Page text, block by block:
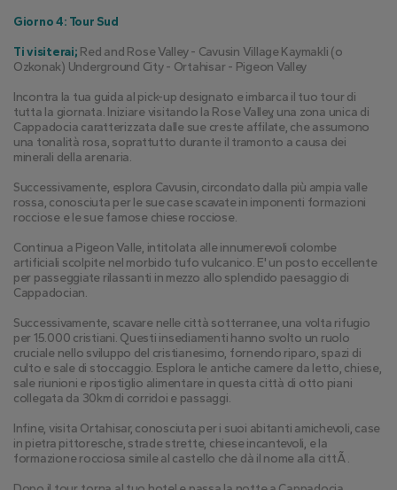
Giorno 4: Tour Sud
Ti visiterai; Red and Rose Valley - Cavusin Village Kaymakli (o
Ozkonak) Underground City - Ortahisar - Pigeon Valley
Incontra la tua guida al pick-up designato e imbarca il tuo tour di
tutta la giornata. Iniziare visitando la Rose Valley, una zona unica di
Cappadocia caratterizzata dalle sue creste affilate, che assumono
una tonalità rosa, soprattutto durante il tramonto a causa dei
minerali della arenaria.
Successivamente, esplora Cavusin, circondato dalla più ampia valle
rossa, conosciuta per le sue case scavate in imponenti formazioni
rocciose e le sue famose chiese rocciose.
Continua a Pigeon Valle, intitolata alle innumerevoli colombe
artificiali scolpite nel morbido tufo vulcanico. E' un posto eccellente
per passeggiate rilassanti in mezzo allo splendido paesaggio di
Cappadocian.
Successivamente, scavare nelle città sotterranee, una volta rifugio
per 15.000 cristiani. Questi insediamenti hanno svolto un ruolo
cruciale nello sviluppo del cristianesimo, fornendo riparo, spazi di
culto e sale di stoccaggio. Esplora le antiche camere da letto, chiese,
sale riunioni e ripostiglio alimentare in questa città di otto piani
collegata da 30km di corridoi e passaggi.
Infine, visita Ortahisar, conosciuta per i suoi abitanti amichevoli, case
in pietra pittoresche, strade strette, chiese incantevoli, e la
formazione rocciosa simile al castello che dà il nome alla cittÃ .